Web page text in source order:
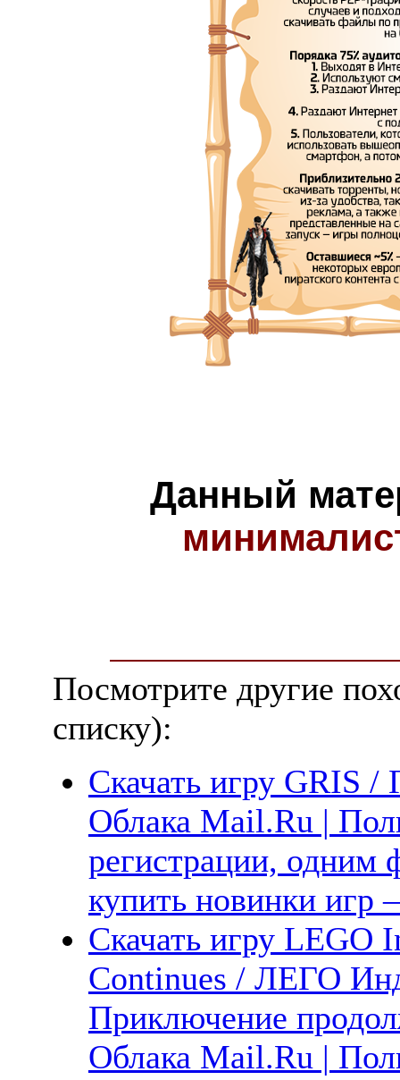
Данный
Посмотрите другие
списку):
Скачать игру GRIS
Облака Mail.Ru |
регистрации, одним
купить новинки
Скачать игру LEGO
Continues / ЛЕГО
Приключение
Облака Mail.Ru |